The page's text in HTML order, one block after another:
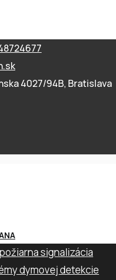
4027/94B, Bratislava
signalizácia
dymovej detekcie